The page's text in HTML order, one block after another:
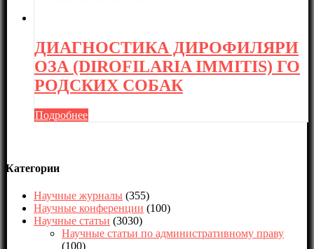
ДИАГНОСТИКА ДИРОФИЛЯРИ
ОЗА (DIROFILARIA IMMITIS) ГО
РОДСКИХ СОБАК
Подробнее
Категории
Научные журналы (355)
Научные конференции (100)
Научные статьи (3030)
Научные статьи по административному праву
(100)